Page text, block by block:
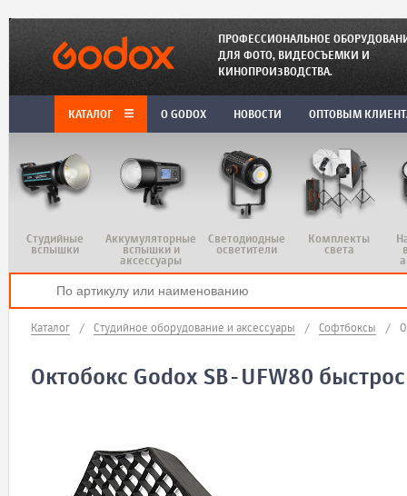
ПРОФЕССИОНАЛЬНОЕ
ДЛЯ ФОТО, ВИДЕОСЪЕМКИ И
КИНОПРОИЗВОДСТВА.
КАТАЛОГ O GODOX НОВОСТИ ОПТОВЫМ
Студийные
вспышки
Аккумуляторные
вспышки и
аксессуары
Светодиодные
осветители
Комплекты
света
Каталог / Студийное оборудование и аксессуары / Софтбоксы /
Октобокс Godox SB-UFW80